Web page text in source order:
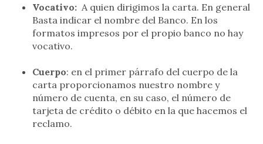
Vocativo: A quien dirigimos la carta. En general
Basta indicar el nombre del Banco. En los
formatos impresos por el propio banco no hay
vocativo.
Cuerpo: en el primer párrafo del cuerpo de la
carta proporcionamos nuestro nombre y
número de cuenta, en su caso, el número de
tarjeta de crédito o débito en la que hacemos el
reclamo.